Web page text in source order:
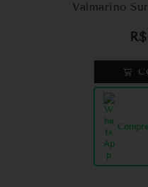
Valmarino
R$